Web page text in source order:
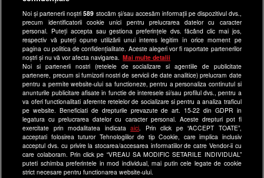
Program Happy Channel
Echipa editorială
Site-uri Antena Group
a1.ro
antenastars.ro
as.ro
catine.ro
chefi.ro
deparinti.ro
medicool.ro
Noi și partenerii noștri589 stocăm și/sau accesăm informații pe dispozitivul dvs.,
precum identificatorii cookie unici pentru prelucrarea datelor cu caracter
personal. Puteți accepta sau gestiona preferințele dvs. făcând clic mai jos,
respectiv vă puteți opune utilizării unui interes legitim în orice moment pe
pagina cu politica de confidențialitate. Aceste alegeri vor fi raportate partenerilor
noștri și nu vă vor afecta navigarea.
Mai multe detalii
Noi si partenerii nostri (retelele de socializare si agentiile de publicitate
partenere, precum si furnizorii nostri de servicii de date analitice) prelucram date
pentru a permite website-ului sa functioneze, pentru a personaliza continutul si
anunturile publicitare afisate in functie de interesele si/sau profilul dvs., pentru a
va oferi functionalitati aferente retelelor de socializare si pentru a analiza traficul
pe website. Beneficiati de drepturile prevazute de art. 15-22 din GDPR in
legatura cu prelucrarea datelor cu caracter personal. Aceste drepturi pot fi
exercitate prin modalitatea indicataaici . Prin click pe “ACCEPT TOATE”,
acceptati folosirea tuturor Tehnologiilor de tip Cookie, care implica inclusiv
acceptul dvs. cu privire la stocarea/accesarea informatiilor de catre Vendor-ii cu
care colaboram. Prin click pe “VREAU SA MODIFIC SETARILE INDIVIDUAL”
puteti schimba preferintele in mod individual, mai putin cele legate de cookie
strict necesare pentru functionarea website-ului.